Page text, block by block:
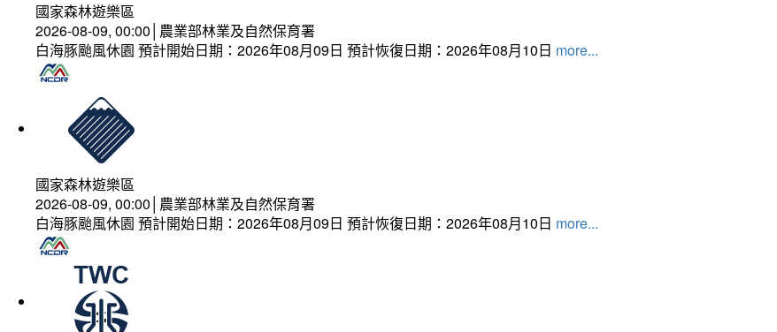
國家森林遊樂區
2026-08-09, 00:00│農業部林業及自然保育署
白海豚颱風休園 預計開始日期：2026年08月09日 預計恢復日期：2026年08月10日 more...
國家森林遊樂區
2026-08-09, 00:00│農業部林業及自然保育署
白海豚颱風休園 預計開始日期：2026年08月09日 預計恢復日期：2026年08月10日 more...